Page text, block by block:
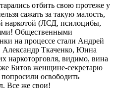
отбить свою протеже у
сажать за такую малость,
наркотой (ЛСД, псилоцибы,
Общественными
на процессе стали Андрей
Ткаченко, Юнна
видимо, вина
же Битов женщине-секретарю
освободить
Все же свои!